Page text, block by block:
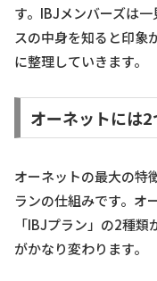
す。IBJメンバーズは
スの中身を知ると印象
に整理していきます。
オーネットには
オーネットの最大の特
ランの仕組みです。オ
「IBJプラン」の2種
がかなり変わります。